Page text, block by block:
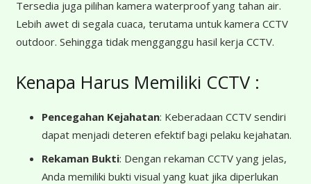
Tersedia juga pilihan kamera waterproof yang tahan air.
Lebih awet di segala cuaca, terutama untuk kamera CCTV
outdoor. Sehingga tidak mengganggu hasil kerja CCTV.
Kenapa Harus Memiliki CCTV :
Pencegahan Kejahatan: Keberadaan CCTV sendiri
dapat menjadi deteren efektif bagi pelaku kejahatan.
Rekaman Bukti: Dengan rekaman CCTV yang jelas,
Anda memiliki bukti visual yang kuat jika diperlukan